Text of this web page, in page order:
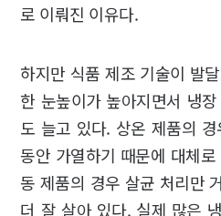
로 이뤄진 이유다.
하지만 식품 제조 기술이 발
한 눈높이가 높아지면서 냉
도 늘고 있다. 상온 제품의
동안 가열하기 때문에 대체
동 제품의 경우 살균 처리만
더 잘 살아 있다. 실제 많은